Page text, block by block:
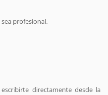
profesional.
directamente desde la